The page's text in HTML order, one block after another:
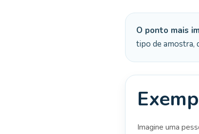
O ponto mais
tipo de amostra,
Imagine uma